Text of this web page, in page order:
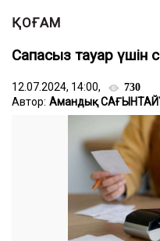
ҚОҒАМ
Сапасыз тауар үшін
12.07.2024, 14:00, 730
Автор: Амандық